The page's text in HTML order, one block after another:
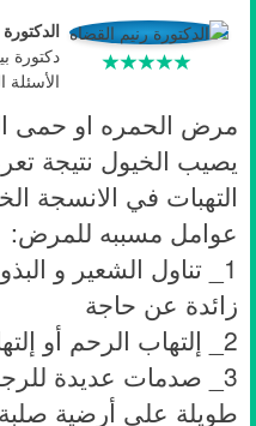
دكتورة
الأسئلة المجابة
مرض الحمره او حمى
يصيب الخيول نتيجة
التهبات في الانسجة
عوامل مسببه للمرض:
1_ تناول الشعير و
زائدة عن حاجة
2_ إلتهاب الرحم أو إلتهاب رئوي يسبب الحمرة
3_ صدمات عديدة
طويلة على أرضية صلبة